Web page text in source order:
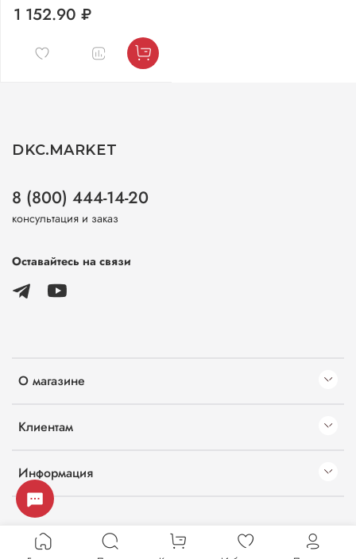
1 152.90 ₽
О магазине
Клиентам
Информация
DKC.MARKET
8 (800) 444-14-20
консультация и заказ
Оставайтесь на связи